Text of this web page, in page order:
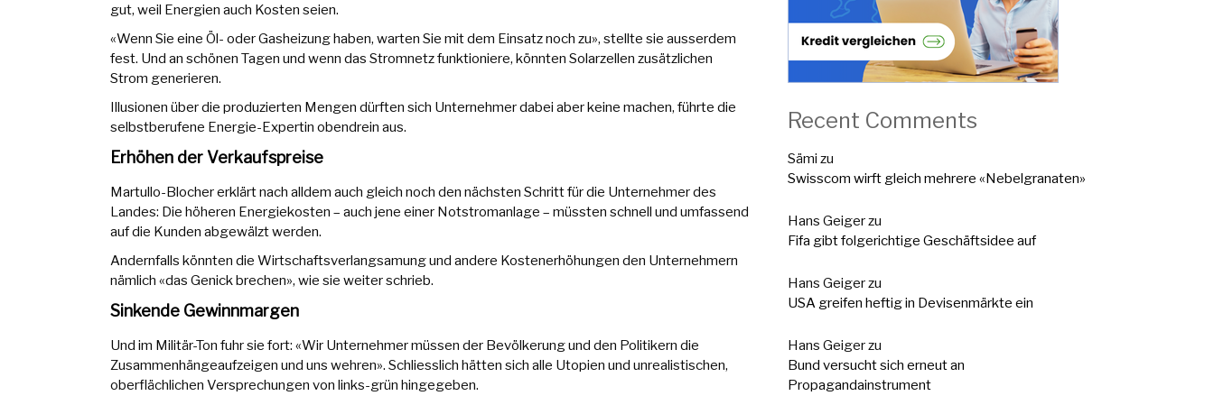
gut, weil Energien auch Kosten seien.
«Wenn Sie eine Öl- oder Gasheizung haben, warten Sie mit dem Einsatz noch zu», stellte sie ausserdem
fest. Und an schönen Tagen und wenn das Stromnetz funktioniere, könnten Solarzellen zusätzlichen
Strom generieren.
Illusionen über die produzierten Mengen dürften sich Unternehmer dabei aber keine machen, führte die
selbstberufene Energie-Expertin obendrein aus.
Erhöhen der Verkaufspreise
Martullo-Blocher erklärt nach alldem auch gleich noch den nächsten Schritt für die Unternehmer des
Landes: Die höheren Energiekosten – auch jene einer Notstromanlage – müssten schnell und umfassend
auf die Kunden abgewälzt werden.
Andernfalls könnten die Wirtschaftsverlangsamung und andere Kostenerhöhungen den Unternehmern
nämlich «das Genick brechen», wie sie weiter schrieb.
Sinkende Gewinnmargen
Und im Militär-Ton fuhr sie fort: «Wir Unternehmer müssen der Bevölkerung und den Politikern die
Zusammenhängeaufzeigen und uns wehren». Schliesslich hätten sich alle Utopien und unrealistischen,
oberflächlichen Versprechungen von links-grün hingegeben.
Recent Comments
Sämi zu
Swisscom wirft gleich mehrere «Nebelgranaten»
Hans Geigerzu
Fifa gibt folgerichtige Geschäftsidee auf
Hans Geigerzu
USA greifen heftig in Devisenmärkte ein
Hans Geigerzu
Bund versucht sich erneut an
Propagandainstrument